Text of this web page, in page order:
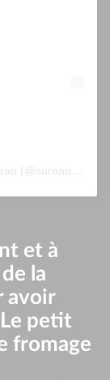
et à
la
avoir
petit
fromage